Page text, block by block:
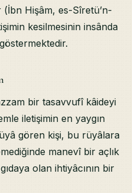
(İbn Hişâm, es-Sîretü’n-
kesilmesinin insânda
bir tasavvufî kâideyi
iletişimin en yaygın
gören kişi, bu rüyâlara
manevî bir açlık
olan ihtiyâcının bir